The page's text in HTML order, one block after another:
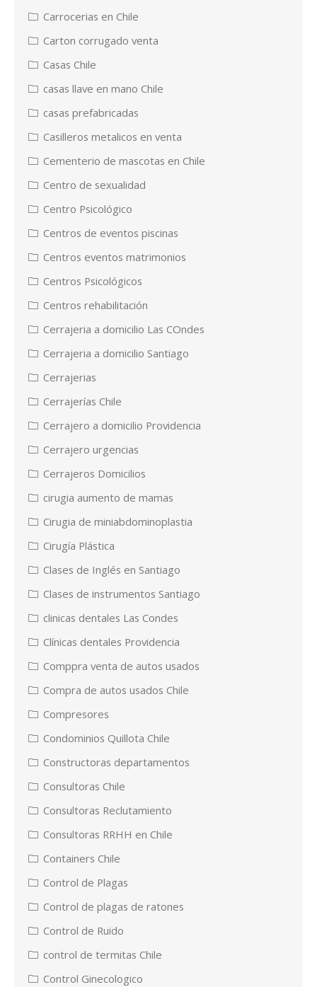
Carrocerias en Chile
Carton corrugado venta
Casas Chile
casas llave en mano Chile
casas prefabricadas
Casilleros metalicos en venta
Cementerio de mascotas en Chile
Centro de sexualidad
Centro Psicológico
Centros de eventos piscinas
Centros eventos matrimonios
Centros Psicológicos
Centros rehabilitación
Cerrajeria a domicilio Las COndes
Cerrajeria a domicilio Santiago
Cerrajerias
Cerrajerías Chile
Cerrajero a domicilio Providencia
Cerrajero urgencias
Cerrajeros Domicilios
cirugia aumento de mamas
Cirugia de miniabdominoplastia
Cirugía Plástica
Clases de Inglés en Santiago
Clases de instrumentos Santiago
clinicas dentales Las Condes
Clínicas dentales Providencia
Comppra venta de autos usados
Compra de autos usados Chile
Compresores
Condominios Quillota Chile
Constructoras departamentos
Consultoras Chile
Consultoras Reclutamiento
Consultoras RRHH en Chile
Containers Chile
Control de Plagas
Control de plagas de ratones
Control de Ruido
control de termitas Chile
Control Ginecologico